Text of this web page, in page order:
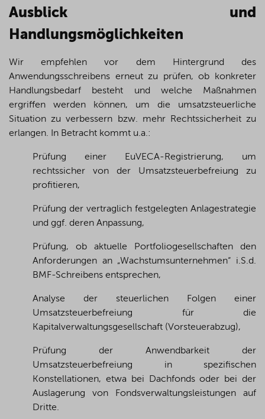
Ausblick und
Handlungsmöglichkeiten
Wir empfehlen vor dem Hintergrund des
Anwendungsschreibens erneut zu prüfen, ob konkreter
Handlungsbedarf besteht und welche Maßnahmen
ergriffen werden können, um die umsatzsteuerliche
Situation zu verbessern bzw. mehr Rechtssicherheit zu
erlangen. In Betracht kommt u.a.:
Prüfung einer EuVECA-Registrierung, um
rechtssicher von der Umsatzsteuerbefreiung zu
profitieren,
Prüfung der vertraglich festgelegten Anlagestrategie
und ggf. deren Anpassung,
Prüfung, ob aktuelle Portfoliogesellschaften den
Anforderungen an „Wachstumsunternehmen“ i.S.d.
BMF-Schreibens entsprechen,
Analyse der steuerlichen Folgen einer
Umsatzsteuerbefreiung für die
Kapitalverwaltungsgesellschaft (Vorsteuerabzug),
Prüfung der Anwendbarkeit der
Umsatzsteuerbefreiung in spezifischen
Konstellationen, etwa bei Dachfonds oder bei der
Auslagerung von Fondsverwaltungsleistungen auf
Dritte.